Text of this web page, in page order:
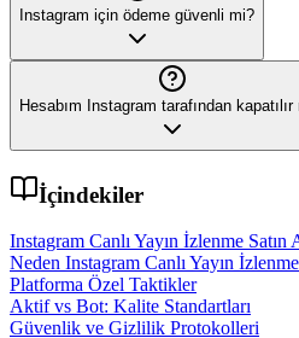
Instagram için ödeme güvenli mi?
Hesabım Instagram tarafından kapatılır
İçindekiler
Instagram Canlı Yayın İzlenme Satın
Neden Instagram Canlı Yayın
Platforma Özel Taktikler
Aktif vs Bot: Kalite Standartları
Güvenlik ve Gizlilik Protokolleri